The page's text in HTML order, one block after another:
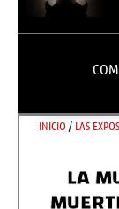
INICIO/ LAS EXPOS
LA